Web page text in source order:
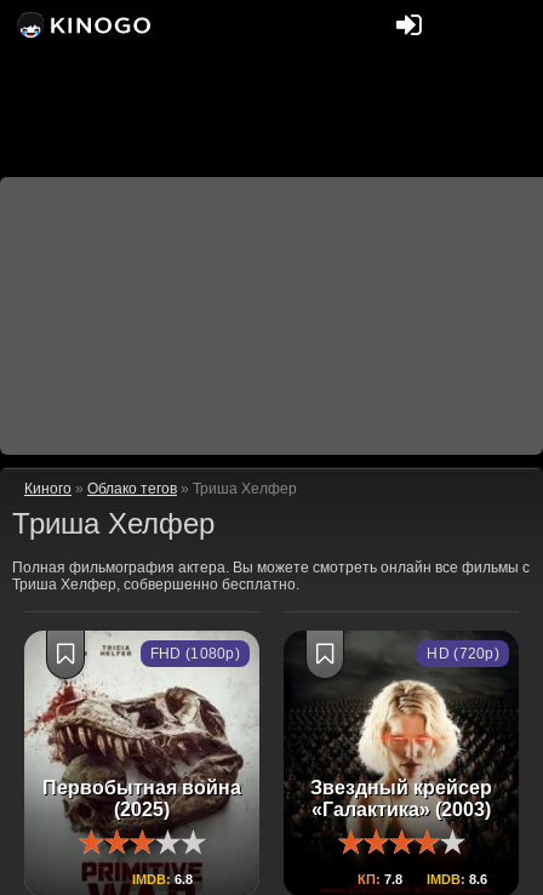
Киного » Облако тегов » Триша Хелфер
Триша Хелфер
Полная фильмография актера. Вы можете смотреть онлайн все фильмы с
Триша Хелфер, собвершенно бесплатно.
Первобытная война
(2025)
IMDB: 6.8
FHD (1080p)
Звездный крейсер
«Галактика» (2003)
КП: 7.8 IMDB: 8.6
HD (720p)